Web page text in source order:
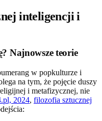
inteligencji i
Najnowsze teorie
w popkulturze i
na tym, że pojęcie duszy
i metafizycznej, nie
2024, filozofia sztucznej